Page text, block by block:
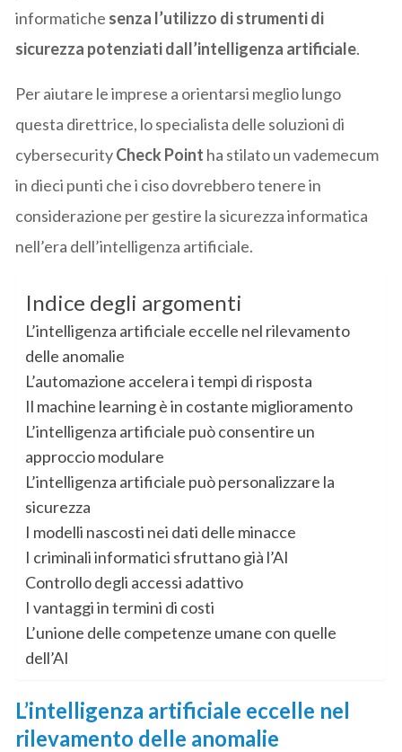
informatiche senza l’utilizzo di strumenti di
sicurezza potenziati dall’intelligenza artificiale.
Per aiutare le imprese a orientarsi meglio lungo
questa direttrice, lo specialista delle soluzioni di
cybersecurityCheck Point ha stilato un vademecum
in dieci punti che i ciso dovrebbero tenere in
considerazione per gestire la sicurezza informatica
nell’era dell’intelligenza artificiale.
Indice degli argomenti
L’intelligenza artificiale eccelle nel rilevamento
delle anomalie
L’automazione accelera i tempi di risposta
Il machine learning è in costante miglioramento
L’intelligenza artificiale può consentire un
approccio modulare
L’intelligenza artificiale può personalizzare la
sicurezza
I modelli nascosti nei dati delle minacce
I criminali informatici sfruttano già l’AI
Controllo degli accessi adattivo
I vantaggi in termini di costi
L’unione delle competenze umane con quelle
dell’AI
L’intelligenza artificiale eccelle nel
rilevamento delle anomalie